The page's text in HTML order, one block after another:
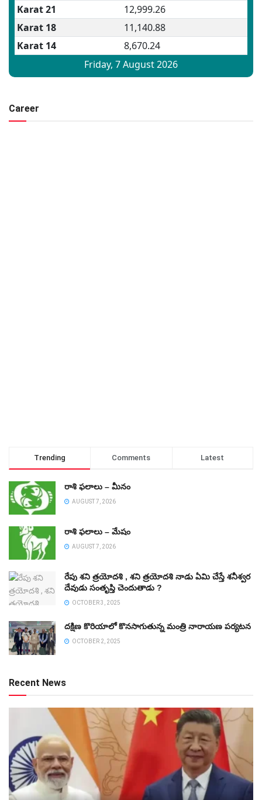
Career
Trending Comments Latest
రాశి ఫలాలు – మీనం
AUGUST 7, 2026
రాశి ఫలాలు – మేషం
AUGUST 7, 2026
రేపు శని త్రయోదశి , శని త్రయోదశి నాడు ఏమి చేస్తే శనీశ్వర
దేవుడు సంతృప్తి చెందుతాడు ?
OCTOBER 3, 2025
దక్షిణ కొరియాలో కొనసాగుతున్న మంత్రి నారాయణ పర్యటన
OCTOBER 2, 2025
Recent News